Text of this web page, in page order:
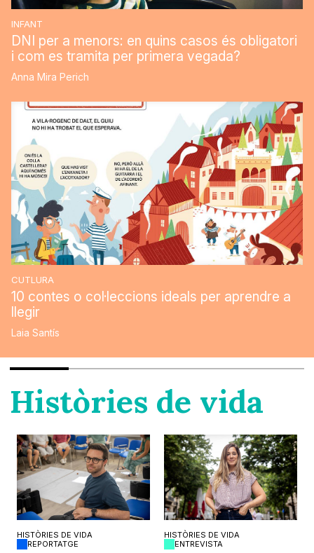
INFANT
DNI per a menors: en quins casos és obligatori
i com es tramita per primera vegada?
Anna Mira Perich
CUTLURA
10 contes o col·leccions ideals per aprendre a
llegir
Laia Santís
Històries de vida
HISTÒRIES DE VIDA
REPORTATGE
HISTÒRIES DE VIDA
ENTREVISTA